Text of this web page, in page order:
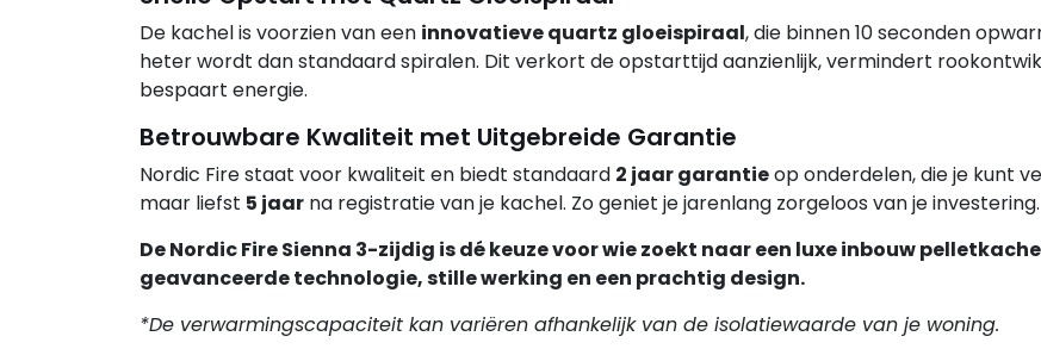
De kachel is voorzien van een innovatieve quartz gloeispiraal, die binnen 10 seconden
heter wordt dan standaard spiralen. Dit verkort de opstarttijd aanzienlijk, vermindert
bespaart energie.
Betrouwbare Kwaliteit met Uitgebreide Garantie
Nordic Fire staat voor kwaliteit en biedt standaard 2 jaar garantieop onderdelen, die je kunt
maar liefst 5 jaar na registratie van je kachel. Zo geniet je jarenlang zorgeloos van je investering.
De Nordic Fire Sienna 3-zijdig is dé keuze voor wie zoekt naar een luxe inbouw
geavanceerde technologie, stille werking en een prachtig design.
*De verwarmingscapaciteit kan variëren afhankelijk van de isolatiewaarde van je woning.